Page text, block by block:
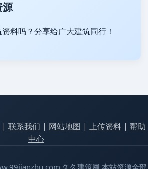
源
料吗？分享给广大建筑同行！
| 联系我们 | 网站地图 | 上传资料| 帮助
中心
久久建筑网 本站资源全部